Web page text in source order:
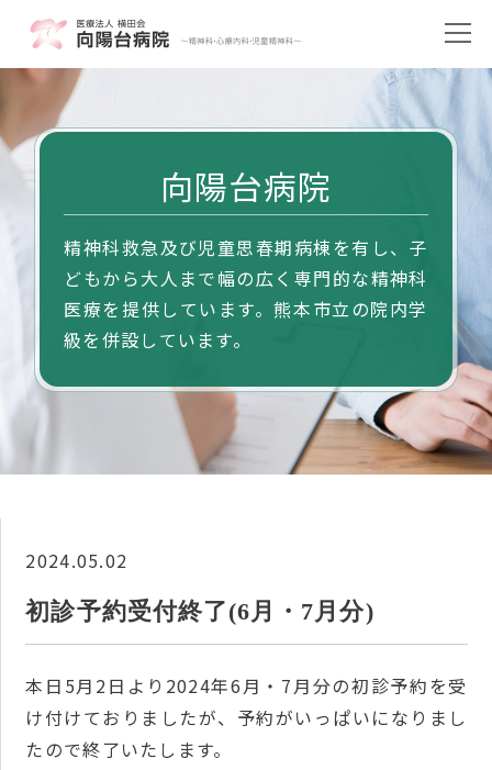
向陽台病院
精神科救急及び児童思春期病棟を有し、子
どもから大人まで幅の広く専門的な精神科
医療を提供しています。熊本市立の院内学
級を併設しています。
2024.05.02
初診予約受付終了(6月・7月分)
本日5月2日より2024年6月・7月分の初診予約を受
け付けておりましたが、予約がいっぱいになりまし
たので終了いたします。